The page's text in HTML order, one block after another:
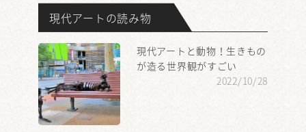
現代アートの読み物
現代アートと動物！生きもの
が造る世界観がすごい
2022/10/28